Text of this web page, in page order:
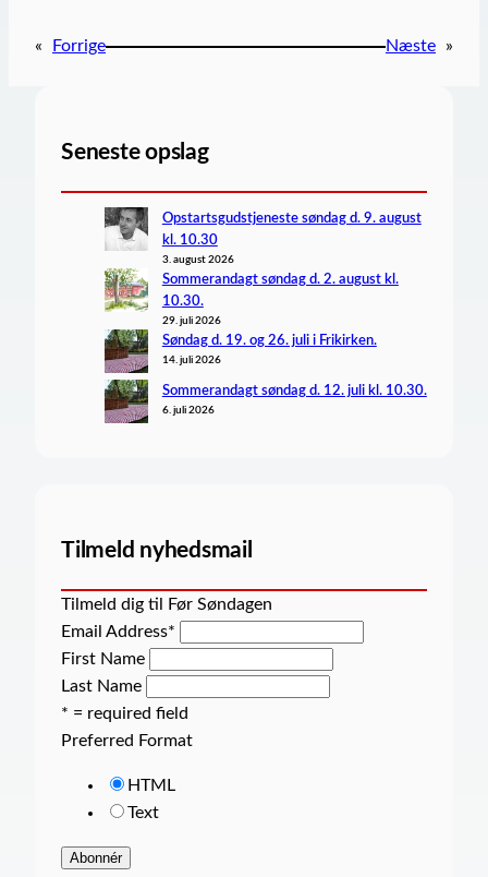
« Forrige Næste »
Seneste opslag
Opstartsgudstjeneste søndag d. 9. august
kl. 10.30
3. august 2026
Sommerandagt søndag d. 2. august kl.
10.30.
29. juli 2026
Søndag d. 19. og 26. juli i Frikirken.
14. juli 2026
Sommerandagt søndag d. 12. juli kl. 10.30.
6. juli 2026
Tilmeld nyhedsmail
Tilmeld dig til Før Søndagen
Email Address*
First Name
Last Name
* = required field
Preferred Format
HTML
Text